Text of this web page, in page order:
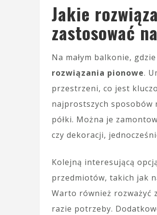
Jakie
zastosować
Na małym balkonie,
rozwiązania pionowe.
przestrzeni, co jest
najprostszych sposobów
półki. Można je
czy dekoracji,
Kolejną interesującą
przedmiotów, takich jak
Warto również rozważyć
razie potrzeby.